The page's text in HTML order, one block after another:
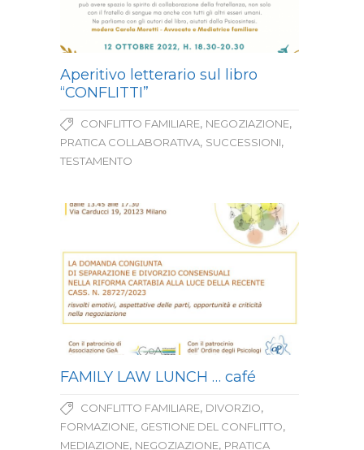
Aperitivo letterario sul libro
“CONFLITTI”
CONFLITTO FAMILIARE, NEGOZIAZIONE,
PRATICA COLLABORATIVA, SUCCESSIONI,
TESTAMENTO
FAMILY LAW LUNCH … café
CONFLITTO FAMILIARE, DIVORZIO,
FORMAZIONE, GESTIONE DEL CONFLITTO,
MEDIAZIONE, NEGOZIAZIONE, PRATICA